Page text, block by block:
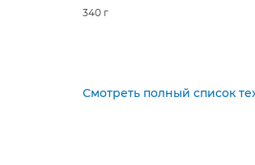
340 г
Смотреть полный список